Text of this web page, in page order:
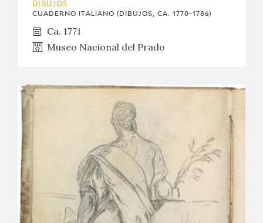
DIBUJOS
CUADERNO ITALIANO (DIBUJOS, CA. 1770-1786)
Ca. 1771
Museo Nacional del Prado